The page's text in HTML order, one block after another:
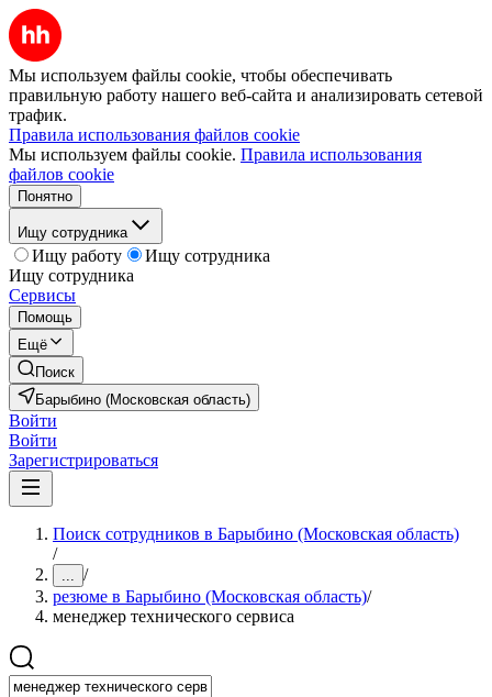
Мы используем файлы cookie, чтобы обеспечивать
правильную работу нашего веб-сайта и анализировать сетевой
трафик.
Правила использования файлов cookie
Мы используем файлы cookie. Правила использования
файлов cookie
Понятно
Ищу сотрудника
Ищу работу
Ищу сотрудника
Ищу сотрудника
Сервисы
Помощь
Ещё
Поиск
Барыбино (Московская область)
Войти
Войти
Зарегистрироваться
Поиск сотрудников в Барыбино (Московская область)
/
... /
резюме в Барыбино (Московская область)/
менеджер технического сервиса